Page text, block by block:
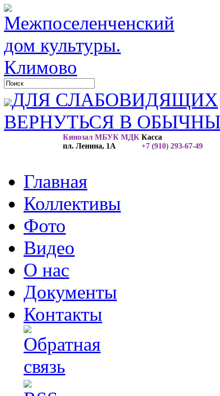
ДЛЯ СЛАБОВИДЯЩИХ
ВЕРНУТЬСЯ В
Кинозал МБУК МДК
пл. Ленина, 1А
Касса
+7 (910) 293-67-49
Главная
Коллективы
Фото
Видео
О нас
Документы
Контакты